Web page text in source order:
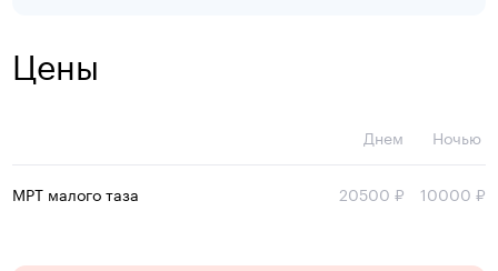
Цены
Днем Ночью
МРТ малого таза 20500 ₽ 10000 ₽